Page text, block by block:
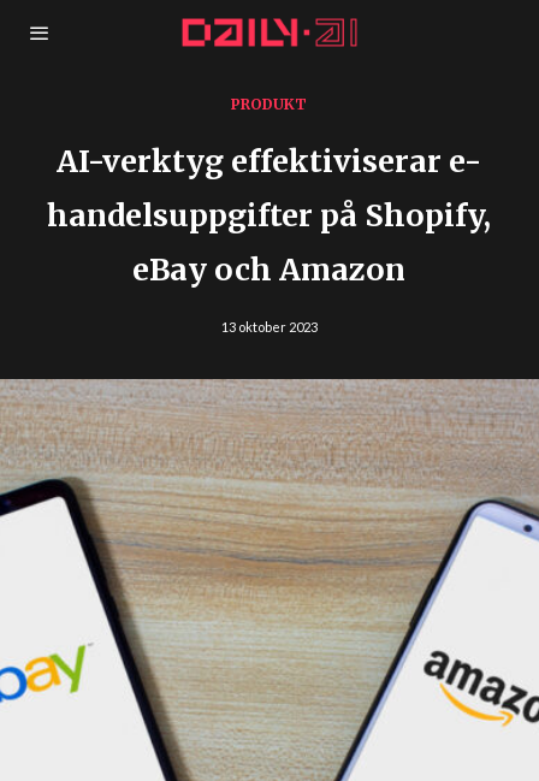
PRODUKT
AI-verktyg effektiviserar e-
handelsuppgifter på Shopify,
eBay och Amazon
13 oktober 2023